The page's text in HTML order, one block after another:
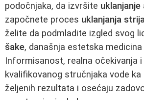
podočnjaka, da izvršite uklanjanje
započnete proces uklanjanja
želite da podmladite izgled svog
šake, današnja estetska medicina
Informisanost, realna očekivanja i
kvalifikovanog stručnjaka vode
željenih rezultata i osećaju